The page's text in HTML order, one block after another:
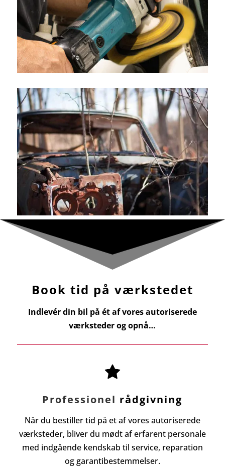
Book tid på værkstedet
Indlevér din bil på ét af vores autoriserede
værksteder og opnå…
Professionel rådgivning
Når du bestiller tid på et af vores autoriserede
værksteder, bliver du mødt af erfarent personale
med indgående kendskab til service, reparation
og garantibestemmelser.